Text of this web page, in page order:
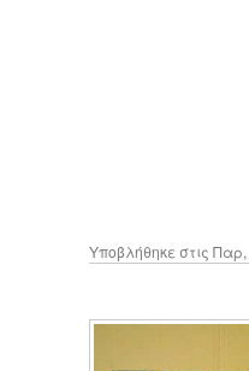
Υποβλήθηκε στις Παρ,